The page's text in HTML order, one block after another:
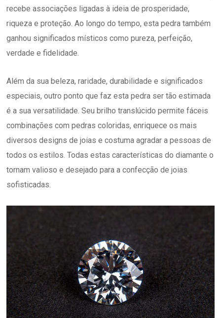
recebe associações ligadas à ideia de prosperidade,
riqueza e proteção. Ao longo do tempo, esta pedra também
ganhou significados místicos como pureza, perfeição,
verdade e fidelidade.
Além da sua beleza, raridade, durabilidade e significados
especiais, outro ponto que faz esta pedra ser tão estimada
é a sua versatilidade. Seu brilho translúcido permite fáceis
combinações com pedras coloridas, enriquece os mais
diversos designs de joias e costuma agradar a pessoas de
todos os estilos. Todas estas características do diamante o
tornam valioso e desejado para a confecção de joias
sofisticadas.